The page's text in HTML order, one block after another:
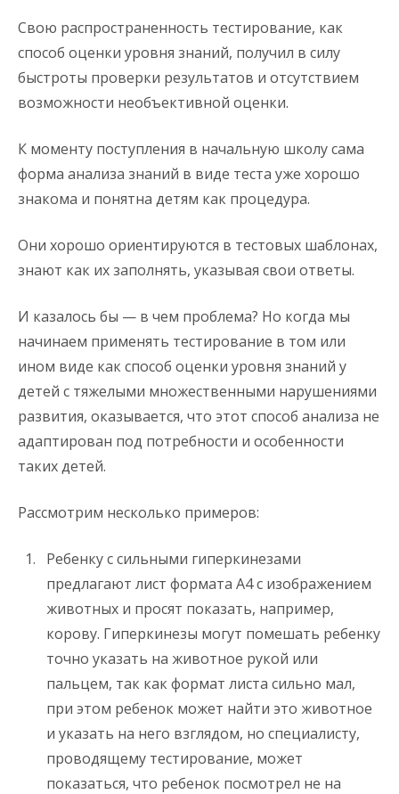
Свою распространенность тестирование, как
способ оценки уровня знаний, получил в силу
быстроты проверки результатов и отсутствием
возможности необъективной оценки.
К моменту поступления в начальную школу сама
форма анализа знаний в виде теста уже хорошо
знакома и понятна детям как процедура.
Они хорошо ориентируются в тестовых шаблонах,
знают как их заполнять, указывая свои ответы.
И казалось бы — в чем проблема? Но когда мы
начинаем применять тестирование в том или
ином виде как способ оценки уровня знаний у
детей с тяжелыми множественными нарушениями
развития, оказывается, что этот способ анализа не
адаптирован под потребности и особенности
таких детей.
Рассмотрим несколько примеров:
Ребенку с сильными гиперкинезами
предлагают лист формата А4 с изображением
животных и просят показать, например,
корову. Гиперкинезы могут помешать ребенку
точно указать на животное рукой или
пальцем, так как формат листа сильно мал,
при этом ребенок может найти это животное
и указать на него взглядом, но специалисту,
проводящему тестирование, может
показаться, что ребенок посмотрел не на